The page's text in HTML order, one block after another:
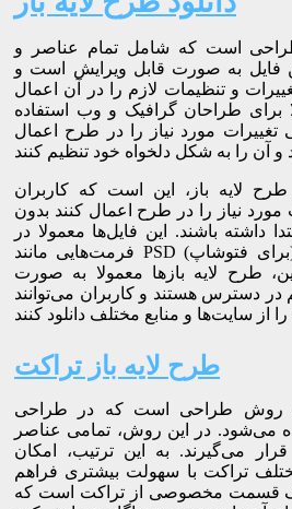
است که شامل تمام عناصر و
فایل به صورت قابل ویرایش است و
و تنظیمات لازم را در آن اعمال
برای طراحان گرافیک و وب استفاده
تغییرات مورد نیاز را در طرح اعمال
لایه باز، این است که کاربران
مورد نیاز را در طرح اعمال کنند بدون
داشته باشند. این فایل‌ها معمولا در
فرمت‌هایی مانند PSD (برای فتوشاپ) یا AI (برای ایلاستریتور)
طرح لایه باز‌ها معمولا به صورت
در دسترس هستند و کاربران می‌توانند
طرح لایه باز تراکت
روش طراحی است که در طراحی
می‌شود. در این روش، تمامی عناصر
می‌گیرند. به این ترتیب، امکان
تراکت با سهولت بیشتری فراهم
قسمت مخصوصی از تراکت است که